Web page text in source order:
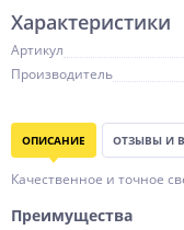
Характеристики
Артикул
Производитель
ОПИСАНИЕ ОТЗЫВЫ И
Качественное и точное
Преимущества